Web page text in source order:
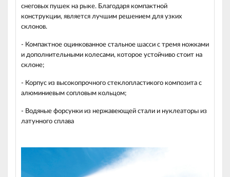
снеговых пушек на рыке. Благодаря компактной
конструкции, является лучшим решением для узких
склонов.
- Компактное оцинкованное стальное шасси с тремя ножками
и дополнительными колесами, которое устойчиво стоит на
склоне;
- Корпус из высокопрочного стеклопластикого композита с
алюминиевым сопловым кольцом;
- Водяные форсунки из нержавеющей стали и нуклеаторы из
латунного сплава